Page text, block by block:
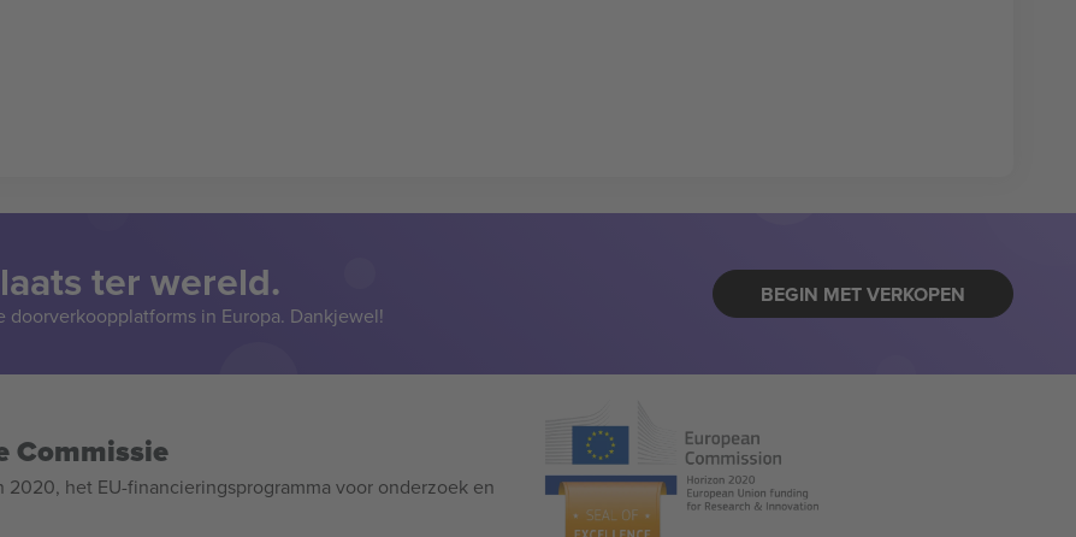
ter wereld.
in Europa. Dankjewel!
BEGIN MET VERKOPEN
Commissie
het EU-financieringsprogramma voor onderzoek en